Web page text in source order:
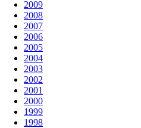
2009
2008
2007
2006
2005
2004
2003
2002
2001
2000
1999
1998